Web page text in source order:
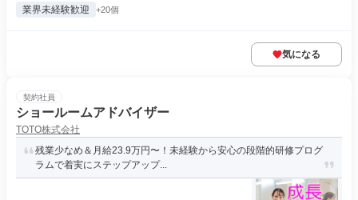
業界未経験歓迎 +20個
気になる
契約社員
ショールームアドバイザー
TOTO株式会社
残業少なめ＆月給23.9万円〜！未経験から安心の段階的研修プログ
ラムで着実にステップアップ...